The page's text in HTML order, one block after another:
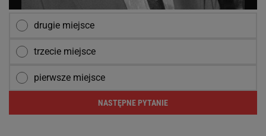
drugie miejsce
trzecie miejsce
pierwsze miejsce
NASTĘPNE PYTANIE